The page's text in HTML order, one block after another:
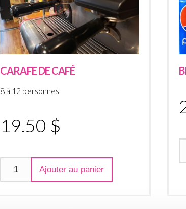
CARAFE DE CAFÉ
8 à 12 personnes
19.50 $
Ajouter au panier